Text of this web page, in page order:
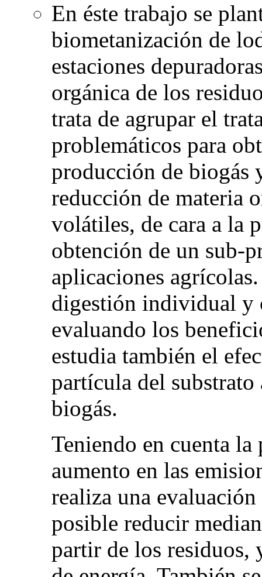
En éste trabajo se
biometanización de
estaciones
orgánica de los
trata de agrupar el
problemáticos para
producción de biogás
reducción de materia
volátiles, de cara a la
obtención de un sub-
aplicaciones
digestión individual y
evaluando los
estudia también el
partícula del
biogás.
Teniendo en cuenta
aumento en las
realiza una
posible reducir
partir de los residuos,